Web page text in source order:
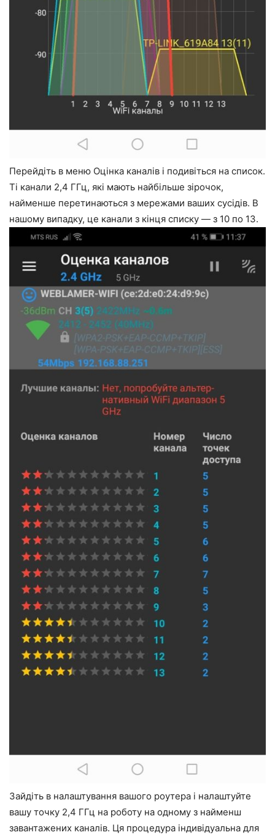
Перейдіть в меню Оцінка каналів і подивіться на список.
Ті канали 2,4 ГГц, які мають найбільше зірочок,
найменше перетинаються з мережами ваших сусідів. В
нашому випадку, це канали з кінця списку — з 10 по 13.
Зайдіть в налаштування вашого роутера і налаштуйте
вашу точку 2,4 ГГц на роботу на одному з найменш
завантажених каналів. Ця процедура індивідуальна для